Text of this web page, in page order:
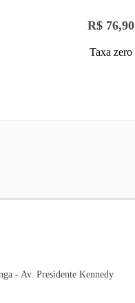
R$ 76,90
Taxa zero
- Av. Presidente Kennedy